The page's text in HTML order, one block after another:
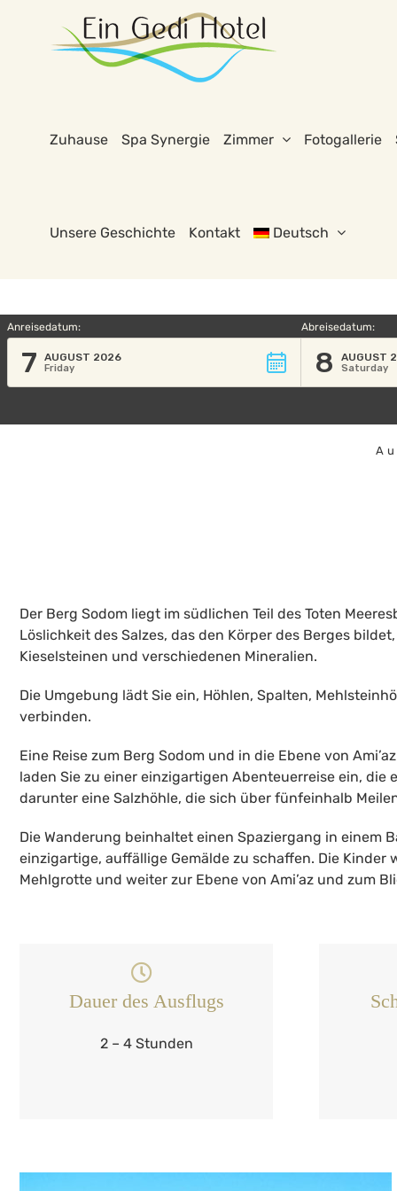
Zuhause Spa Synergie Zimmer Fotogallerie
Unsere Geschichte Kontakt Deutsch
Anreisedatum:
7 AUGUST 2026
Friday
Abreisedatum:
8 AUGUST
Saturday
Der Berg Sodom liegt im südlichen Teil des Toten
Löslichkeit des Salzes, das den Körper des Berges
Kieselsteinen und verschiedenen Mineralien.
Die Umgebung lädt Sie ein, Höhlen, Spalten,
verbinden.
Eine Reise zum Berg Sodom und in die Ebene von
laden Sie zu einer einzigartigen Abenteuerreise ein,
darunter eine Salzhöhle, die sich über fünfeinhalb
Die Wanderung beinhaltet einen Spaziergang in einem
einzigartige, auffällige Gemälde zu schaffen. Die
Mehlgrotte und weiter zur Ebene von Ami’az und zum
Dauer des Ausflugs
2 – 4 Stunden